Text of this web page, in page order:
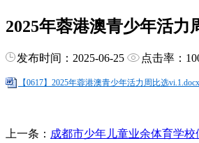
2025年蓉港澳青少年活力
发布时间：2025-06-25 点击率：
【0617】2025年蓉港澳青少年活力周比选vi.1.docx
上一条： 成都市少年儿童业余体育学